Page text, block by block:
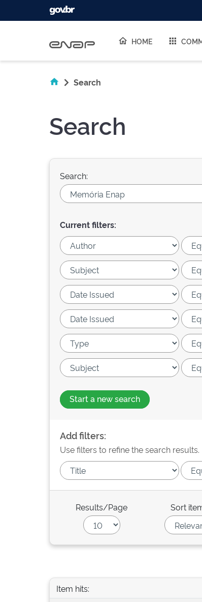
HOME
Search
Search
Search:
Current filters:
Start a new search
Add filters:
Use filters to refine the search results.
Results/Page Sort
Item hits: